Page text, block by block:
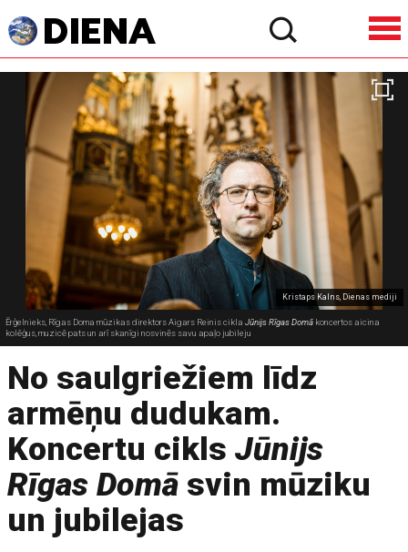
Kristaps Kalns, Dienas mediji
Ērģelnieks, Rīgas Doma mūzikas direktors Aigars Reinis cikla Jūnijs Rīgas Domākoncertos aicina
kolēģus, muzicē pats un arī skanīgi nosvinēs savu apaļo jubileju
No saulgriežiem līdz
armēņu dudukam.
Koncertu ciklsJūnijs
Rīgas Domā svin mūziku
un jubilejas